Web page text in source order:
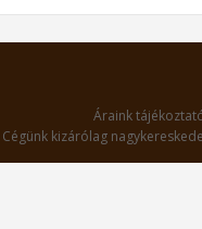
Áraink
Cégünk kizárólag